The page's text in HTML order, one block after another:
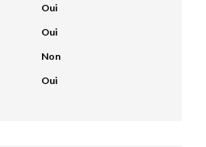
Oui
Oui
Non
Oui